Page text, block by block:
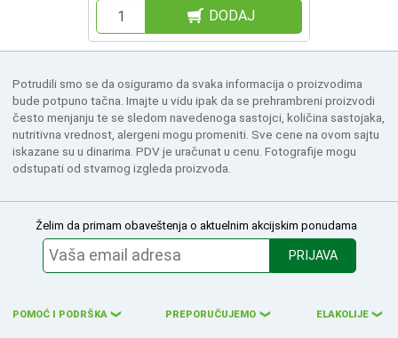
DODAJ
Potrudili smo se da osiguramo da svaka informacija o proizvodima
bude potpuno tačna. Imajte u vidu ipak da se prehrambreni proizvodi
često menjanju te se sledom navedenoga sastojci, količina sastojaka,
nutritivna vrednost, alergeni mogu promeniti. Sve cene na ovom sajtu
iskazane su u dinarima. PDV je uračunat u cenu. Fotografije mogu
odstupati od stvarnog izgleda proizvoda.
Želim da primam obaveštenja o aktuelnim akcijskim ponudama
PRIJAVA
POMOĆ I PODRŠKA ❮ PREPORUČUJEMO ❮ ELAKOLIJE ❮